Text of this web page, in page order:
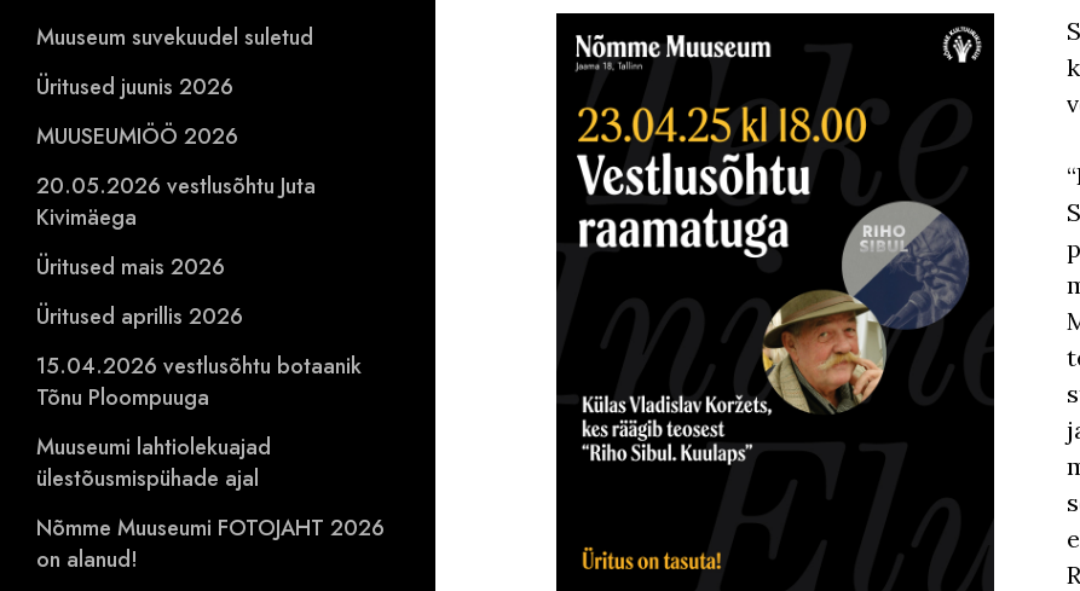
Muuseum suvekuudel suletud
Üritused juunis 2026
MUUSEUMIÖÖ 2026
20.05.2026 vestlusõhtu Juta
Kivimäega
Üritused mais 2026
Üritused aprillis 2026
15.04.2026 vestlusõhtu botaanik
Tõnu Ploompuuga
Muuseumi lahtiolekuajad
ülestõusmispühade ajal
Nõmme Muuseumi FOTOJAHT 2026
on alanud!